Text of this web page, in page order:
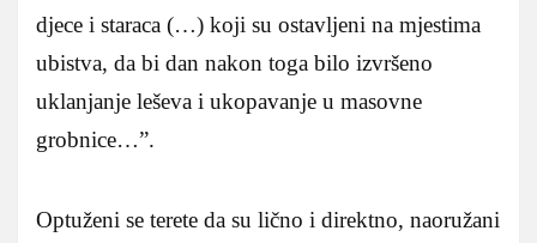
djece i staraca (…) koji su ostavljeni na mjestima
ubistva, da bi dan nakon toga bilo izvršeno
uklanjanje leševa i ukopavanje u masovne
grobnice…”.
Optuženi se terete da su lično i direktno, naoružani